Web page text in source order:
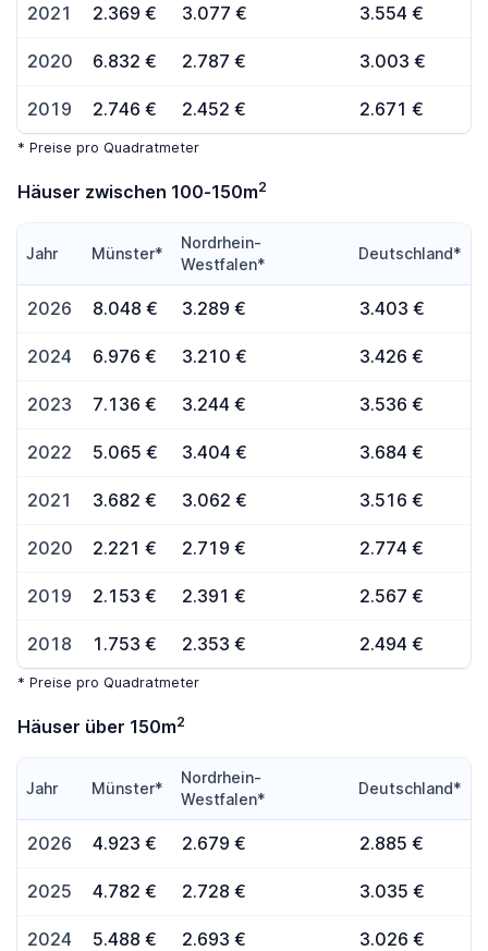
2021 2.369 € 3.077 € 3.554 €
2020 6.832 € 2.787 € 3.003 €
2019 2.746 € 2.452 € 2.671 €
* Preise pro Quadratmeter
Häuser zwischen 100-150m2
Jahr Münster*
Nordrhein-
Westfalen*
Deutschland*
2026 8.048 € 3.289 € 3.403 €
2024 6.976 € 3.210 € 3.426 €
2023 7.136 € 3.244 € 3.536 €
2022 5.065 € 3.404 € 3.684 €
2021 3.682 € 3.062 € 3.516 €
2020 2.221 € 2.719 € 2.774 €
2019 2.153 € 2.391 € 2.567 €
2018 1.753 € 2.353 € 2.494 €
* Preise pro Quadratmeter
Häuser über 150m2
Jahr Münster*
Nordrhein-
Westfalen*
Deutschland*
2026 4.923 € 2.679 € 2.885 €
2025 4.782 € 2.728 € 3.035 €
2024 5.488 € 2.693 € 3.026 €